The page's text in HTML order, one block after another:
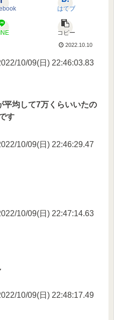
はてブ
コピー
2022.10.10
10/09(日) 22:46:03.83
均して7万くらいいたの
す
10/09(日) 22:46:29.47
10/09(日) 22:47:14.63
10/09(日) 22:48:17.49